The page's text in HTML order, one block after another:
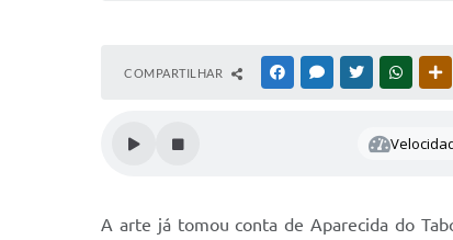
COMPARTILHAR FACEBOOKMESSENGER
TWITTER
A arte já tomou conta de Aparecida do